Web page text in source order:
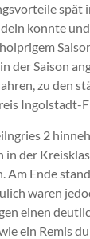
spät
konnte
der Saison
zu den
Ingolstadt-
2
der
Am Ende
waren
einen
ein Remis